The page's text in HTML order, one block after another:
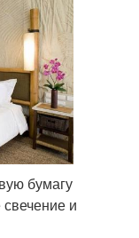
бумагу
и